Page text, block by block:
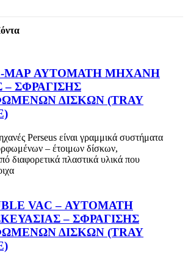
MAP ΑΥΤΟΜΑΤΗ ΜΗΧΑΝΗ
– ΣΦΡΑΓΙΣΗΣ
ΔΙΣΚΩΝ (TRAY
Perseus είναι γραμμικά συστήματα
– έτοιμων δίσκων,
διαφορετικά πλαστικά υλικά που
VAC – ΑΥΤΟΜΑΤΗ
– ΣΦΡΑΓΙΣΗΣ
ΔΙΣΚΩΝ (TRAY